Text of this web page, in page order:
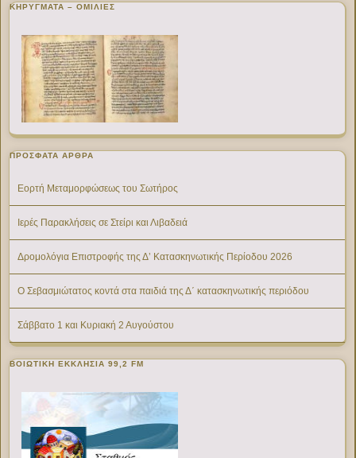
ΚΗΡΥΓΜΑΤΑ – ΟΜΙΛΙΕΣ
ΠΡΌΣΦΑΤΑ ΆΡΘΡΑ
Εορτή Μεταμορφώσεως του Σωτήρος
Ιερές Παρακλήσεις σε Στείρι και Λιβαδειά
Δρομολόγια Επιστροφής της Δ’ Κατασκηνωτικής Περίοδου 2026
Ο Σεβασμιώτατος κοντά στα παιδιά της Δ΄ κατασκηνωτικής περιόδου
Σάββατο 1 και Κυριακή 2 Αυγούστου
ΒΟΙΩΤΙΚΉ ΕΚΚΛΗΣΊΑ 99,2 FM